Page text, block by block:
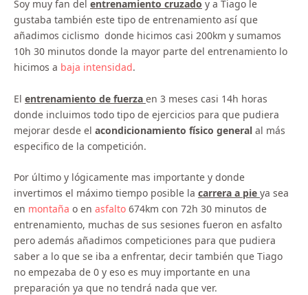
Soy muy fan del entrenamiento cruzado y a Tiago le
gustaba también este tipo de entrenamiento así que
añadimos ciclismo donde hicimos casi 200km y sumamos
10h 30 minutos donde la mayor parte del entrenamiento lo
hicimos a baja intensidad.
El entrenamiento de fuerza en 3 meses casi 14h horas
donde incluimos todo tipo de ejercicios para que pudiera
mejorar desde el acondicionamiento físico general al más
especifico de la competición.
Por último y lógicamente mas importante y donde
invertimos el máximo tiempo posible la carrera a pie ya sea
en montaña o en asfalto 674km con 72h 30 minutos de
entrenamiento, muchas de sus sesiones fueron en asfalto
pero además añadimos competiciones para que pudiera
saber a lo que se iba a enfrentar, decir también que Tiago
no empezaba de 0 y eso es muy importante en una
preparación ya que no tendrá nada que ver.